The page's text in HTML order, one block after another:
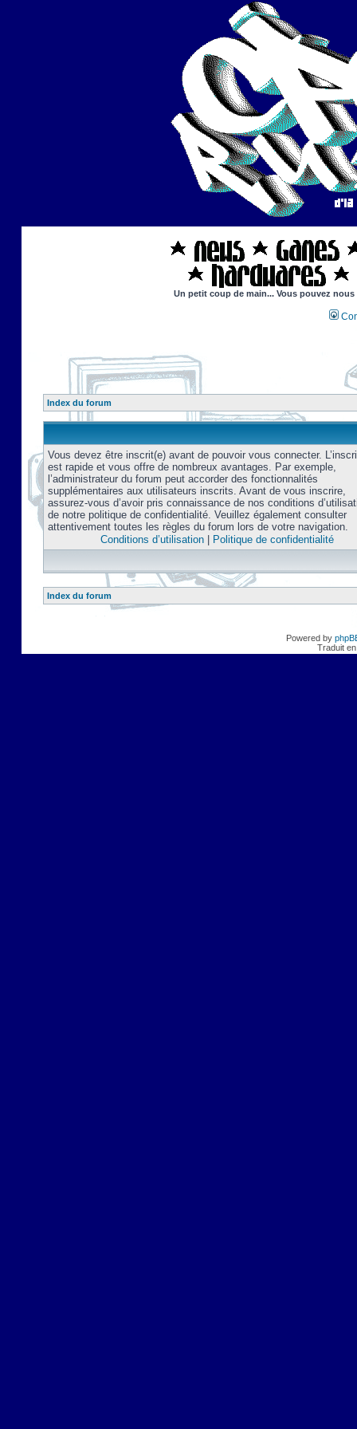
Un petit coup de main... Vous pouvez
Index du forum
Vous devez être inscrit(e) avant de pouvoir vous connecter.
est rapide et vous offre de nombreux avantages. Par exemple,
l’administrateur du forum peut accorder des fonctionnalités
supplémentaires aux utilisateurs inscrits. Avant de vous inscrire,
assurez-vous d’avoir pris connaissance de nos conditions
de notre politique de confidentialité. Veuillez également consulter
attentivement toutes les règles du forum lors de votre navigation.
Conditions d’utilisation| Politique de confidentialité
Index du forum
Powered by
Traduit